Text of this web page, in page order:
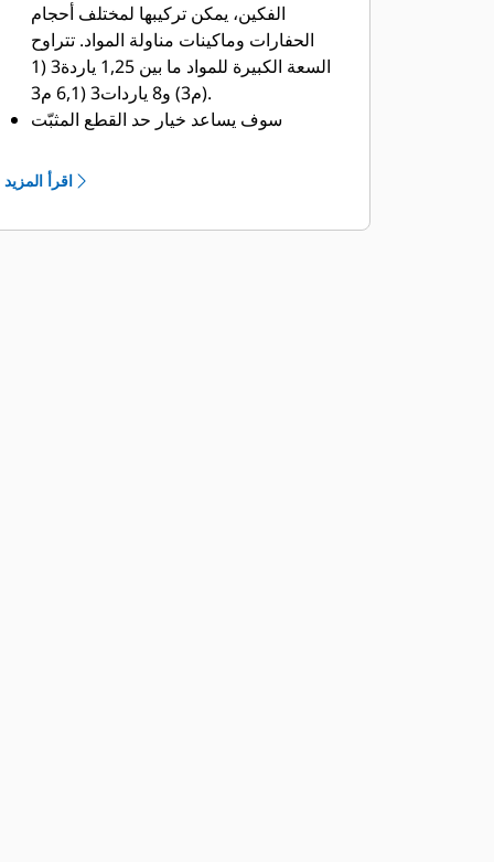
الفكين، يمكن تركيبها لمختلف أحجام
الحفارات وماكينات مناولة المواد. تتراوح
السعة الكبيرة للمواد ما بين 1,25 ياردة3 (1
م3) و8 ياردات3 (6,1 م3).
سوف يساعد خيار حد القطع المثبّت
التشغيلي للمنتج والعمل بصورة أفضل لنقل
تعمل حدود القطع المثبّتة بمسامير
اقرأ المزيد